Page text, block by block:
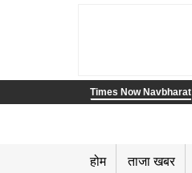
Times Now Navbharat
होम ताजा खबर